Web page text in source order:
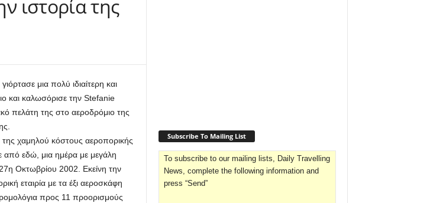
ιστορία της
μια πολύ ιδιαίτερη και
και καλωσόρισε την Stefanie
πελάτη της στο αεροδρόμιο της
χαμηλού κόστους αεροπορικής
από εδώ, μια ημέρα με μεγάλη
Οκτωβρίου 2002. Εκείνη την
εταιρία με τα έξι αεροσκάφη
προς 11 προορισμούς
Subscribe To Mailing List
To subscribe to our mailing lists, Daily Travelling
News, complete the following information and
press “Send”